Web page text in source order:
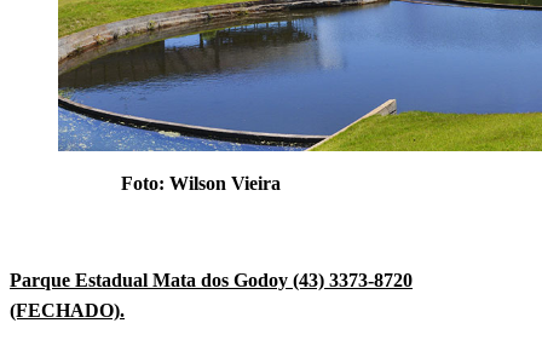
Foto: Wilson Vieira
Parque Estadual Mata dos Godoy (43) 3373-8720
(FECHADO).